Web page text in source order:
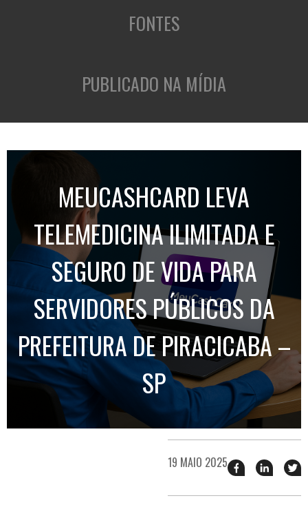
FONTES
PUBLICADO NA MÍDIA
MEUCASHCARD LEVA
TELEMEDICINA ILIMITADA E
SEGURO DE VIDA PARA
SERVIDORES PÚBLICOS DA
PREFEITURA DE PIRACICABA –
SP
19 MAIO 2025 Compartilhar
esse
no
esse
no